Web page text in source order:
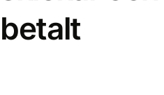
betalt